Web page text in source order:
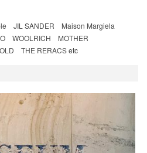
JIL SANDER Maison Margiela
WOOLRICH MOTHER
THE RERACS etc